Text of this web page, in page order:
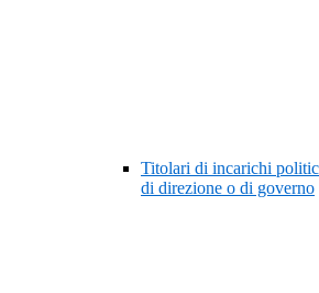
Titolari di incarichi
di direzione o di governo